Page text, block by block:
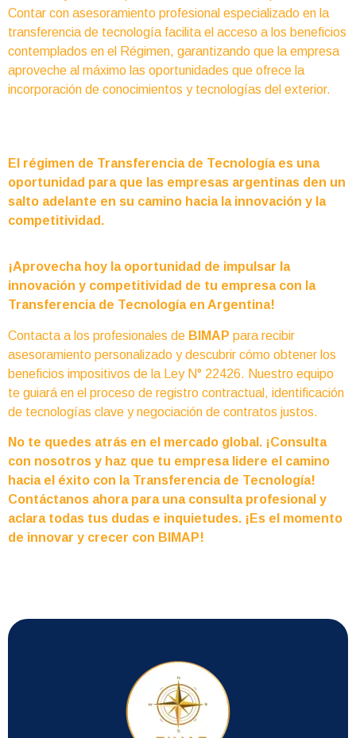
Contar con asesoramiento profesional especializado en la
transferencia de tecnología facilita el acceso a los beneficios
contemplados en el Régimen, garantizando que la empresa
aproveche al máximo las oportunidades que ofrece la
incorporación de conocimientos y tecnologías del exterior.
El régimen de Transferencia de Tecnología es una
oportunidad para que las empresas argentinas den un
salto adelante en su camino hacia la innovación y la
competitividad.
¡Aprovecha hoy la oportunidad de impulsar la
innovación y competitividad de tu empresa con la
Transferencia de Tecnología en Argentina!
Contacta a los profesionales de BIMAP para recibir
asesoramiento personalizado y descubrir cómo obtener los
beneficios impositivos de la Ley N° 22426. Nuestro equipo
te guiará en el proceso de registro contractual, identificación
de tecnologías clave y negociación de contratos justos.
No te quedes atrás en el mercado global. ¡Consulta
con nosotros y haz que tu empresa lidere el camino
hacia el éxito con la Transferencia de Tecnología!
Contáctanos ahora para una consulta profesional y
aclara todas tus dudas e inquietudes. ¡Es el momento
de innovar y crecer con BIMAP!